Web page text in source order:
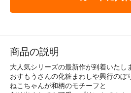
商品の説明
大人気シリーズの最新作が到着いたし
おすもうさんの化粧まわしや興行のぼ
ねこちゃんが和柄のモチーフと